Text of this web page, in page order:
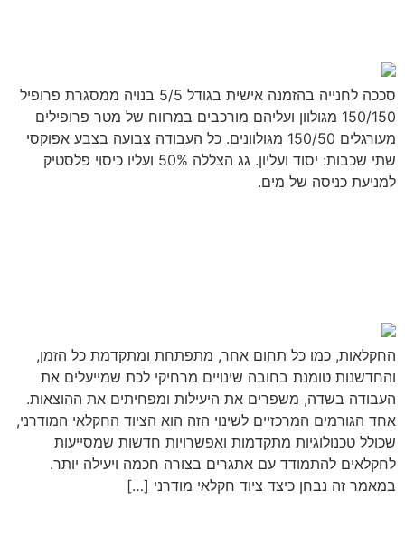
סככה לחנייה בהזמנה אישית בגודל 5/5 בנויה ממסגרת פרופיל
150/150 מגולוון ועליהם מורכבים במרווח של מטר פרופילים
מעורגלים 150/50 מגולוונים. כל העבודה צבועה בצבע אפוקסי
שתי שכבות: יסוד ועליון. גג הצללה 50% ועליו כיסוי פלסטיק
למניעת כניסה של מים.
החקלאות, כמו כל תחום אחר, מתפתחת ומתקדמת כל הזמן,
והחדשנות טומנת בחובה שינויים מרחיקי לכת שמייעלים את
העבודה בשדה, משפרים את היעילות ומפחיתים את ההוצאות.
אחד הגורמים המרכזיים לשינוי הזה הוא הציוד החקלאי המודרני,
שכולל טכנולוגיות מתקדמות ואפשרויות חדשות שמסייעות
לחקלאים להתמודד עם אתגרים בצורה חכמה ויעילה יותר.
במאמר זה נבחן כיצד ציוד חקלאי מודרני […]